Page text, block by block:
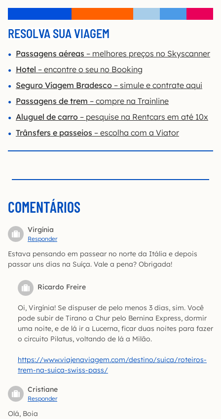
RESOLVA SUA VIAGEM
Passagens aéreas – melhores preços no Skyscanner
Hotel – encontre o seu no Booking
Seguro Viagem Bradesco – simule e contrate aqui
Passagens de trem – compre na Trainline
Aluguel de carro – pesquise na Rentcars em até 10x
Trânsfers e passeios – escolha com a Viator
COMENTÁRIOS
Virgínia
Responder
Estava pensando em passear no norte da Itália e depois
passar uns dias na Suíça. Vale a pena? Obrigada!
Ricardo Freire
Oi, Virgínia! Se dispuser de pelo menos 3 dias, sim. Você
pode subir de Tirano a Chur pelo Bernina Express, dormir
uma noite, e de lá ir a Lucerna, ficar duas noites para fazer
o circuito Pilatus, voltando de lá a Milão.
https://www.viajenaviagem.com/destino/suica/roteiros-
trem-na-suica-swiss-pass/
Cristiane
Responder
Olá, Boia